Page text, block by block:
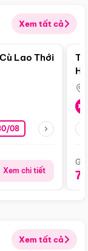
Xem tất cả
Điểm nổi bật
Lao Thới
08
Xem chi tiết
Xem tất cả
Điểm nổi bật